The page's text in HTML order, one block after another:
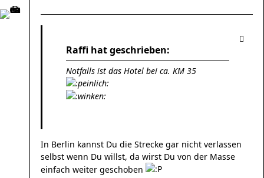
Raffi hat geschrieben:
Notfalls ist das Hotel bei ca. KM 35
In Berlin kannst Du die Strecke gar nicht verlassen
selbst wenn Du willst, da wirst Du von der Masse
einfach weiter geschoben